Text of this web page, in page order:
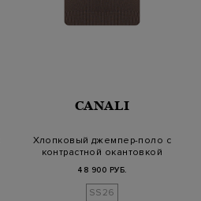
CANALI
Хлопковый джемпер-поло с
контрастной окантовкой
48 900 РУБ.
SS26